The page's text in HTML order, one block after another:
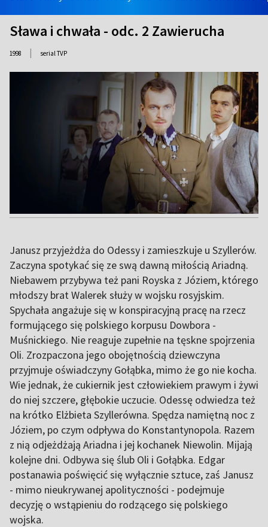
Sława i chwała - odc. 2 Zawierucha
1998 | serial TVP
Janusz przyjeżdża do Odessy i zamieszkuje u Szyllerów.
Zaczyna spotykać się ze swą dawną miłością Ariadną.
Niebawem przybywa też pani Royska z Józiem, którego
młodszy brat Walerek służy w wojsku rosyjskim.
Spychała angażuje się w konspiracyjną pracę na rzecz
formującego się polskiego korpusu Dowbora -
Muśnickiego. Nie reaguje zupełnie na tęskne spojrzenia
Oli. Zrozpaczona jego obojętnością dziewczyna
przyjmuje oświadczyny Gołąbka, mimo że go nie kocha.
Wie jednak, że cukiernik jest człowiekiem prawym i żywi
do niej szczere, głębokie uczucie. Odessę odwiedza też
na krótko Elżbieta Szyllerówna. Spędza namiętną noc z
Józiem, po czym odpływa do Konstantynopola. Razem
z nią odjeżdżają Ariadna i jej kochanek Niewolin. Mijają
kolejne dni. Odbywa się ślub Oli i Gołąbka. Edgar
postanawia poświęcić się wyłącznie sztuce, zaś Janusz
- mimo nieukrywanej apolityczności - podejmuje
decyzję o wstąpieniu do rodzącego się polskiego
wojska.